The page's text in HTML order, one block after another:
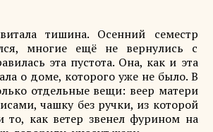
тишина. Осенний семестр
многие ещё не вернулись с
эта пустота. Она, как и эта
о доме, которого уже не было. В
отдельные вещи: веер матери
чашку без ручки, из которой
то, как ветер звенел фурином на